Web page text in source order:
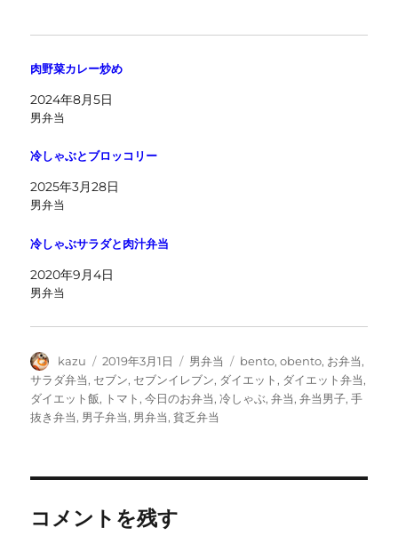
肉野菜カレー炒め
2024年8月5日
男弁当
冷しゃぶとブロッコリー
2025年3月28日
男弁当
冷しゃぶサラダと肉汁弁当
2020年9月4日
男弁当
投
稿
者
kazu
投
稿
日:
2019年3月1日
カ
テ
ゴ
リ
男弁当
タ
グ
bento,obento, お弁当,
サラダ弁当, セブン, セブンイレブン, ダイエット, ダイエット弁当,
ダイエット飯, トマト,今日のお弁当,冷しゃぶ,弁当,弁当男子,手
抜き弁当, 男子弁当, 男弁当,貧乏弁当
コメントを残す